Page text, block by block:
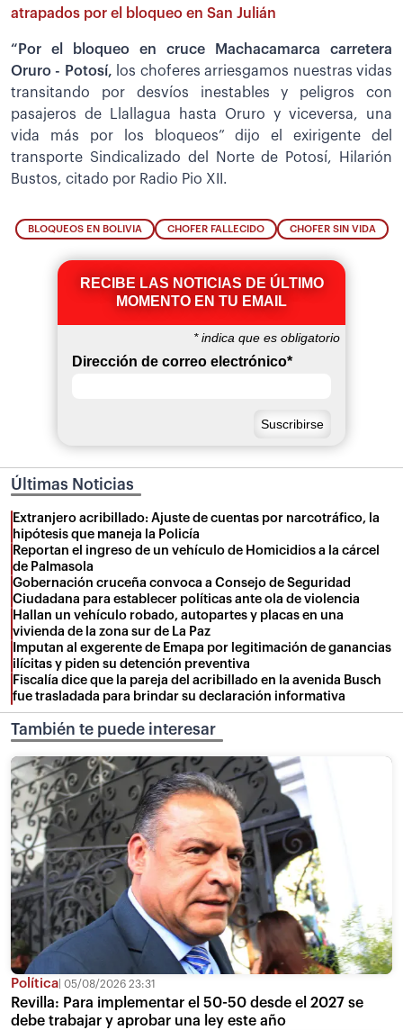
atrapados por el bloqueo en San Julián
“Por el bloqueo en cruce Machacamarca carretera
Oruro - Potosí, los choferes arriesgamos nuestras vidas
transitando por desvíos inestables y peligros con
pasajeros de Llallagua hasta Oruro y viceversa, una
vida más por los bloqueos” dijo el exirigente del
transporte Sindicalizado del Norte de Potosí, Hilarión
Bustos, citado por Radio Pio XII.
BLOQUEOS EN BOLIVIA CHOFER FALLECIDO CHOFER SIN VIDA
RECIBE LAS NOTICIAS DE ÚLTIMO
MOMENTO EN TU EMAIL
*indica que es obligatorio
Dirección de correo electrónico*
Últimas Noticias
Extranjero acribillado: Ajuste de cuentas por narcotráfico, la
hipótesis que maneja la Policía
Reportan el ingreso de un vehículo de Homicidios a la cárcel
de Palmasola
Gobernación cruceña convoca a Consejo de Seguridad
Ciudadana para establecer políticas ante ola de violencia
Hallan un vehículo robado, autopartes y placas en una
vivienda de la zona sur de La Paz
Imputan al exgerente de Emapa por legitimación de ganancias
ilícitas y piden su detención preventiva
Fiscalía dice que la pareja del acribillado en la avenida Busch
fue trasladada para brindar su declaración informativa
También te puede interesar
Política 05/08/2026 23:31
Revilla: Para implementar el 50-50 desde el 2027 se
debe trabajar y aprobar una ley este año